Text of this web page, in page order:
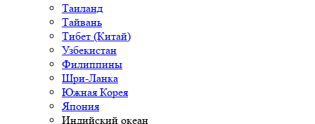
Таиланд
Тайвань
Тибет (Китай)
Узбекистан
Филиппины
Шри-Ланка
Южная Корея
Япония
Индийский океан